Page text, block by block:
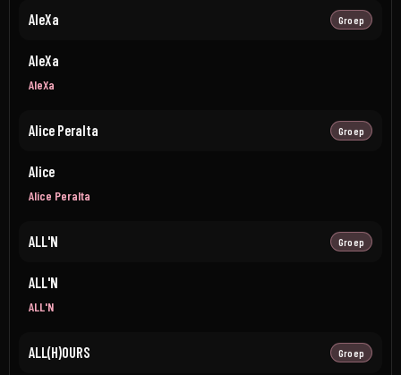
AleXa Groep
AleXa
AleXa
Alice Peralta Groep
Alice
Alice Peralta
ALL'N Groep
ALL'N
ALL'N
ALL(H)OURS Groep